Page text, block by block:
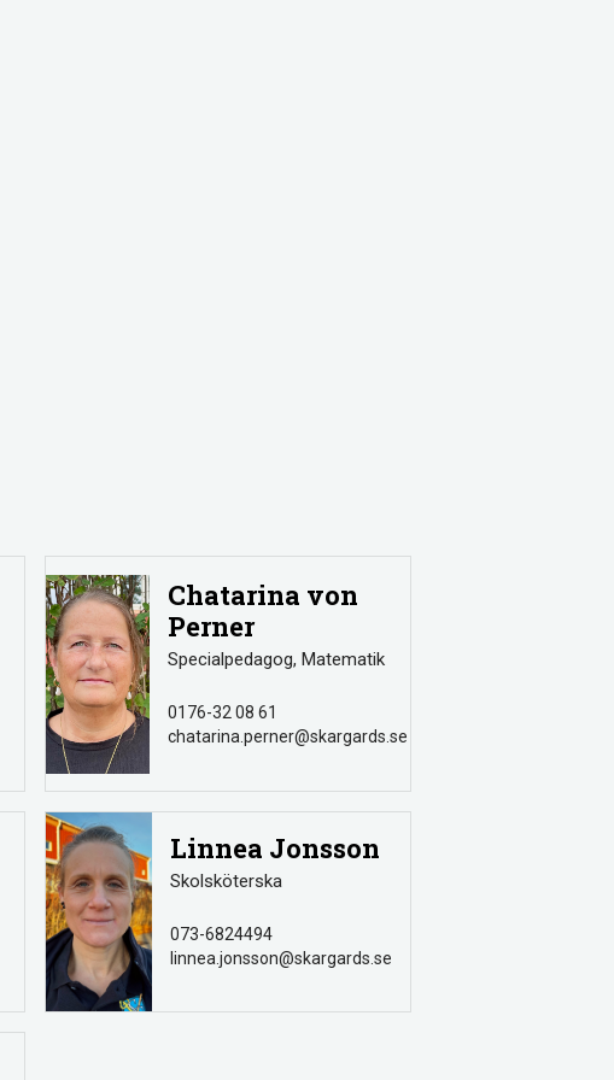
Chatarina von
Perner
Specialpedagog, Matematik
0176-32 08 61
chatarina.perner@skargards.se
Linnea Jonsson
Skolsköterska
073-6824494
linnea.jonsson@skargards.se